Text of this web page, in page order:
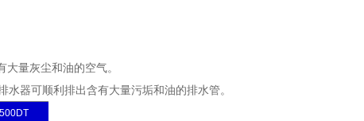
量灰尘和油的空气。
器可顺利排出含有大量污垢和油的排水管。